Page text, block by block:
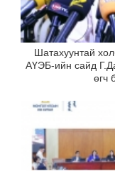
Шатахуунтай
АҮЭБ-ийн сайд
өгч